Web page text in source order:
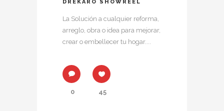
DRÉKARO SHOWREEL
La Solución a cualquier reforma,
arreglo, obra o idea para mejorar,
crear o embellecer tu hogar....
0 45